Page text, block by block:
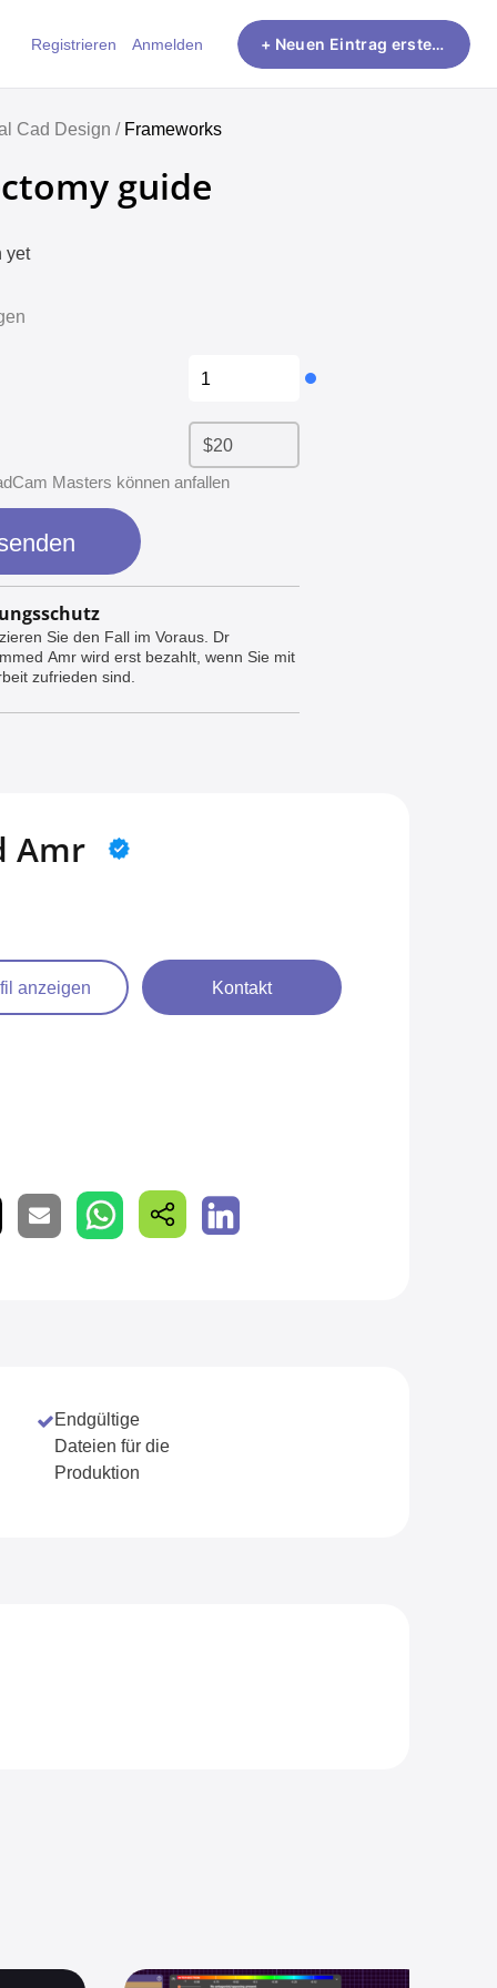
Registrieren Anmelden + Neuen Eintrag erstellen
Cad Design /Frameworks
guide
yet
Masters können anfallen
Sie den Fall im Voraus. Dr
Amr wird erst bezahlt, wenn Sie mit
zufrieden sind.
Amr
anzeigen Kontakt
Endgültige
Dateien für die
Produktion